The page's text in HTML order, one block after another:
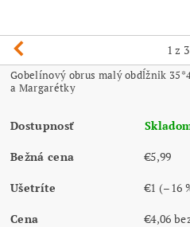
1 z 3
Gobelínový obrus malý obdĺžnik
a Margarétky
Dostupnosť
Bežná cena €5,99
Ušetríte €1(–16
Cena